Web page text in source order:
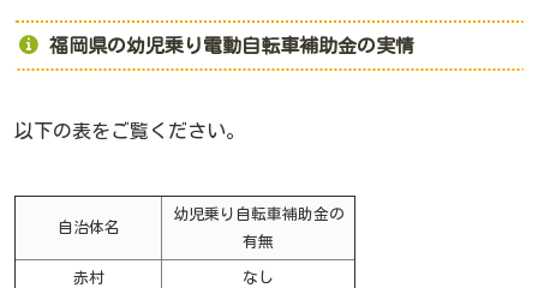
福岡県の幼児乗り電動自転車補助金の実情
以下の表をご覧ください。
自治体名
幼児乗り自転車補助金の
有無
赤村 なし